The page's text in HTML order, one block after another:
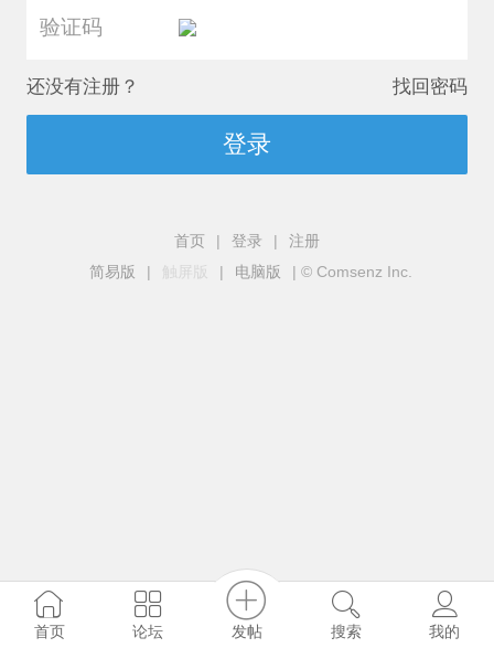
还没有注册？ 找回密码
登录
首页 | 登录 |
注册
简易版
| 触屏版 | 电脑版 | © Comsenz Inc.
首页 论坛 发帖 搜索 我的